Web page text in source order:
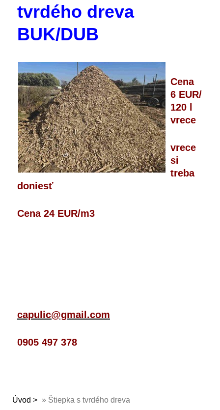
tvrdého dreva
BUK/DUB
Cena
6 EUR/
120 l
vrece
vrece
si
treba
doniesť
Cena 24 EUR/m3
capulic@gmail.com
0905 497 378
Úvod » Štiepka s tvrdého dreva